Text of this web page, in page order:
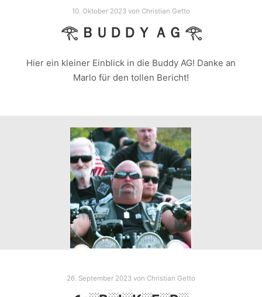
10. Oktober 2023 von Christian Getto
𓂀 ＢＵＤＤＹ ＡＧ 𓂀
Hier ein kleiner Einblick in die Buddy AG! Danke an
Marlo für den tollen Bericht!
26. September 2023 von Christian Getto